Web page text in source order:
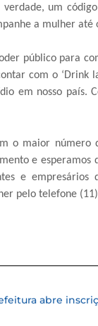
um
a mulher até
público para
com o ‘Drink
em nosso país.
maior número
e
e empresários
pelo telefone